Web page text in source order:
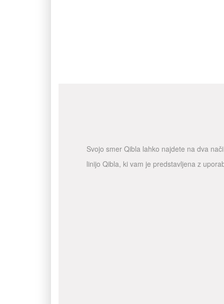
Svojo smer Qibla lahko najdete na dva
linijo Qibla, ki vam je predstavljena z